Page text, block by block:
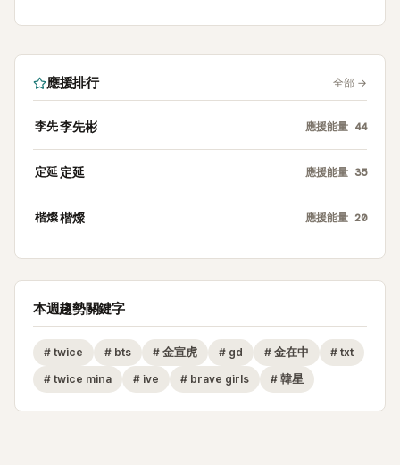
應援排行 全部 →
李先李先彬 應援能量 44
定延 定延 應援能量 35
楷燦楷燦 應援能量 20
本週趨勢關鍵字
# twice # bts # 金宣虎 # gd # 金在中 # txt
# twice mina # ive # brave girls # 韓星